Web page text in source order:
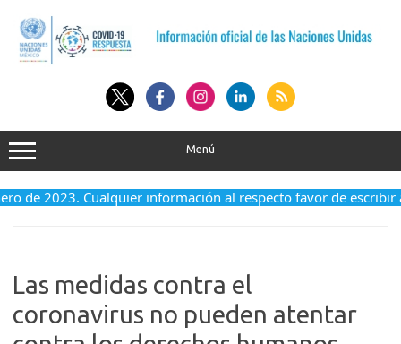
contenido
Menú
de 2023. Cualquier información al respecto favor de escribir
Las medidas contra el
coronavirus no pueden atentar